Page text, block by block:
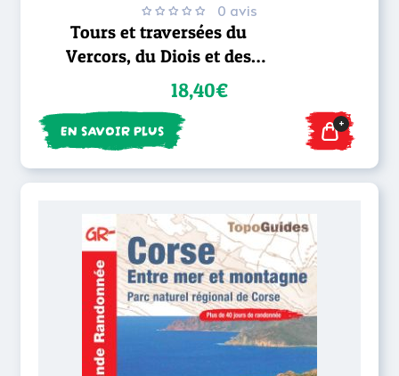
0 avis
Tours et traversées du
Vercors, du Diois et des
Baronnies - GR® 9
18,40€
EN SAVOIR PLUS +